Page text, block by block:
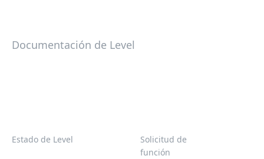
Documentación de Level
Estado de Level
Solicitud de
función